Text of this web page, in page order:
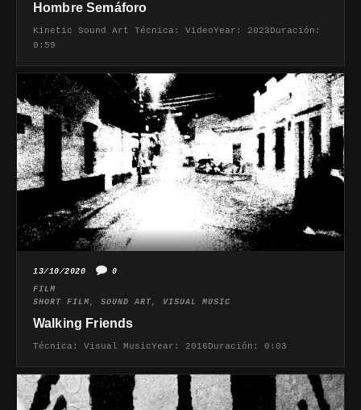
Hombre Semáforo
Kinetic Sound Art Técnica: VideoYear: 2023Duración:
0:59
13/10/2020
0
FILM
SHORT FILM, SOUND ART , VISUAL MUSIC
Walking Friends
Técnica: Visual MusicYear: 2016Duración: 0:03